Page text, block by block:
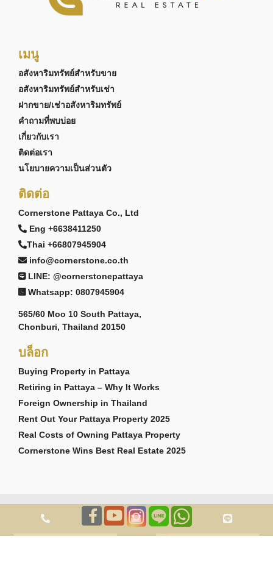
เมนู
อสังหาริมทรัพย์สำหรับขาย
อสังหาริมทรัพย์สำหรับเช่า
ฝากขาย/เช่าอสังหาริมทรัพย์
คำถามที่พบบ่อย
เกี่ยวกับเรา
ติดต่อเรา
นโยบายความเป็นส่วนตัว
ติดต่อ
Cornerstone Pattaya Co., Ltd
Eng +6638411250
Thai +66807945904
info@cornerstone.co.th
LINE: @cornerstonepattaya
Whatsapp: 0807945904
565/60 Moo 10 South Pattaya,
Chonburi, Thailand 20150
บล็อก
Buying Property in Pattaya
Retiring in Pattaya – Why It Works
Foreign Ownership in Thailand
Rent Out Your Pattaya Property 2025
Real Costs of Owning Pattaya Property
Cornerstone Wins Best Real Estate 2025